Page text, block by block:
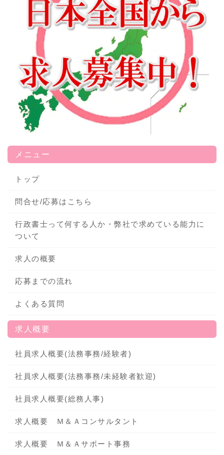
メニュー
トップ
問合せ/応募はこちら
行政書士って何する人か・弊社で求めている能力に
ついて
求人の概要
応募までの流れ
よくある質問
求人概要
社員求人概要(法務事務/経験者)
社員求人概要(法務事務/未経験者歓迎)
社員求人概要(総務人事)
求人概要 Ｍ＆Ａコンサルタント
求人概要 Ｍ＆Ａサポート事務